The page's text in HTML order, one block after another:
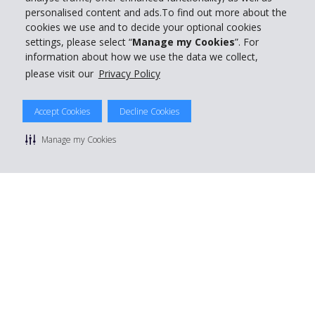
personalised content and ads.To find out more about the
cookies we use and to decide your optional cookies
settings, please select “Manage my Cookies”. For
information about how we use the data we collect,
please visit our Privacy Policy
Accept Cookies Decline Cookies
Manage my Cookies
Prenota con Hertz
© 2026 The Hertz System, Inc.
Privacy Policy | Condizioni di Utilizzo | Termini e Condizioni di
noleggio
Mappa sito Hertz